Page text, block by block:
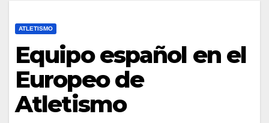
ATLETISMO
Equipo español en el
Europeo de
Atletismo